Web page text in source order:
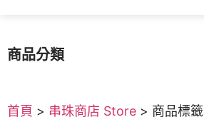
VI
商品分類
首頁 > 串珠商店 Store > 商品標